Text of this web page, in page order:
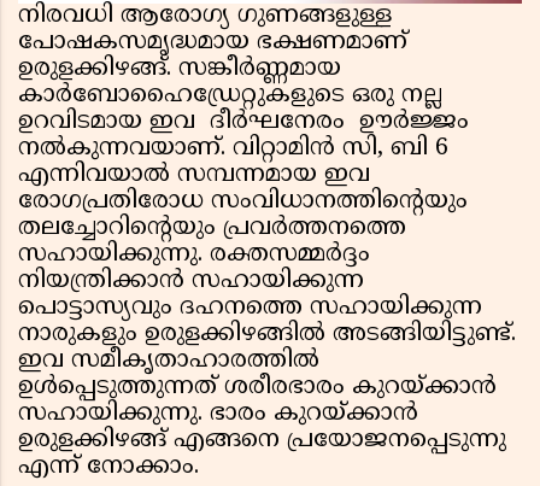
നിരവധി ആരോഗ്യ ഗുണങ്ങളുള്ള
പോഷകസമൃദ്ധമായ ഭക്ഷണമാണ്
ഉരുളക്കിഴങ്ങ്. സങ്കീര്‍ണ്ണമായ
കാര്‍ബോഹൈഡ്രേറ്റുകളുടെ ഒരു നല്ല
ഉറവിടമായ ഇവ ദീര്‍ഘനേരം ഊര്‍ജ്ജം
നല്‍കുന്നവയാണ്. വിറ്റാമിന്‍ സി, ബി 6
എന്നിവയാല്‍ സമ്പന്നമായ ഇവ
രോഗപ്രതിരോധ സംവിധാനത്തിന്റെയും
തലച്ചോറിന്റെയും പ്രവര്‍ത്തനത്തെ
സഹായിക്കുന്നു. രക്തസമ്മര്‍ദ്ദം
നിയന്ത്രിക്കാന്‍ സഹായിക്കുന്ന
പൊട്ടാസ്യവും ദഹനത്തെ സഹായിക്കുന്ന
നാരുകളും ഉരുളക്കിഴങ്ങില്‍ അടങ്ങിയിട്ടുണ്ട്.
ഇവ സമീകൃതാഹാരത്തില്‍
ഉള്‍പ്പെടുത്തുന്നത് ശരീരഭാരം കുറയ്ക്കാന്‍
സഹായിക്കുന്നു. ഭാരം കുറയ്ക്കാന്‍
ഉരുളക്കിഴങ്ങ് എങ്ങനെ പ്രയോജനപ്പെടുന്നു
എന്ന് നോക്കാം.